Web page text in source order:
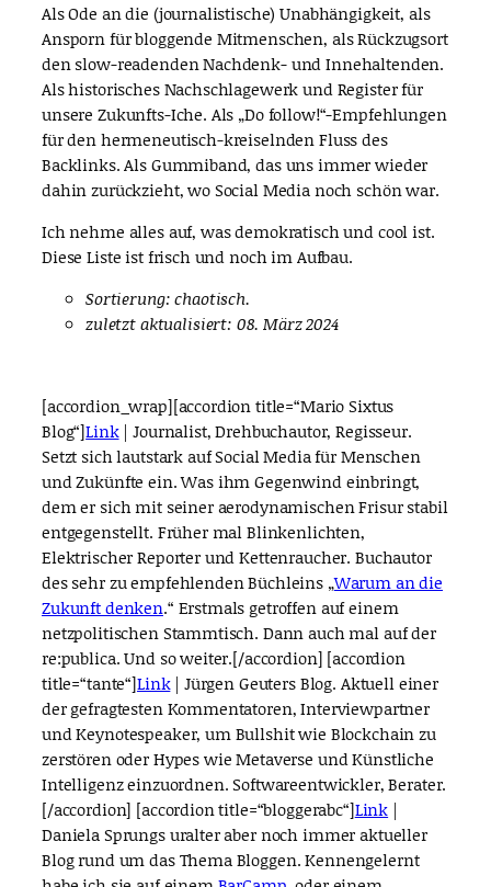
Als Ode an die (journalistische) Unabhängigkeit, als
Ansporn für bloggende Mitmenschen, als Rückzugsort
den slow-readenden Nachdenk- und Innehaltenden.
Als historisches Nachschlagewerk und Register für
unsere Zukunfts-Iche. Als „Do follow!“-Empfehlungen
für den hermeneutisch-kreiselnden Fluss des
Backlinks. Als Gummiband, das uns immer wieder
dahin zurückzieht, wo Social Media noch schön war.
Ich nehme alles auf, was demokratisch und cool ist.
Diese Liste ist frisch und noch im Aufbau.
Sortierung: chaotisch.
zuletzt aktualisiert: 08. März 2024
[accordion_wrap][accordion title=“Mario Sixtus
Blog“]Link| Journalist, Drehbuchautor, Regisseur.
Setzt sich lautstark auf Social Media für Menschen
und Zukünfte ein. Was ihm Gegenwind einbringt,
dem er sich mit seiner aerodynamischen Frisur stabil
entgegenstellt. Früher mal Blinkenlichten,
Elektrischer Reporter und Kettenraucher. Buchautor
des sehr zu empfehlenden Büchleins „Warum an die
Zukunft denken.“ Erstmals getroffen auf einem
netzpolitischen Stammtisch. Dann auch mal auf der
re:publica. Und so weiter.[/accordion] [accordion
title=“tante“]Link| Jürgen Geuters Blog. Aktuelleiner
der gefragtesten Kommentatoren, Interviewpartner
und Keynotespeaker, um Bullshit wie Blockchain zu
zerstören oder Hypes wie Metaverse und Künstliche
Intelligenz einzuordnen. Softwareentwickler, Berater.
[/accordion] [accordion title=“bloggerabc“]Link |
Daniela Sprungs uralter aber noch immer aktueller
Blog rund um das Thema Bloggen. Kennengelernt